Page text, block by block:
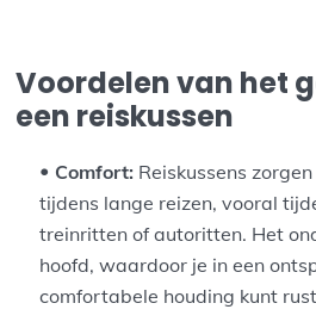
Voordelen van het
een reiskussen
Comfort: Reiskussens
tijdens lange reizen, vooral
treinritten of autoritten. Het
hoofd, waardoor je in een
comfortabele houding kunt